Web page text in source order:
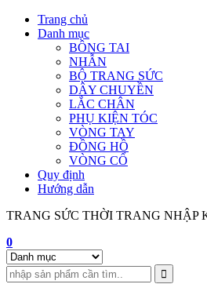
Skip
Trang chủ
Danh mục
BÔNG TAI
NHẪN
BỘ TRANG SỨC
DÂY CHUYỀN
LẮC CHÂN
PHỤ KIỆN TÓC
VÒNG TAY
ĐỒNG HỒ
VÒNG CỔ
Quy định
Hướng dẫn
TRANG SỨC THỜI TRANG NHẬP
0